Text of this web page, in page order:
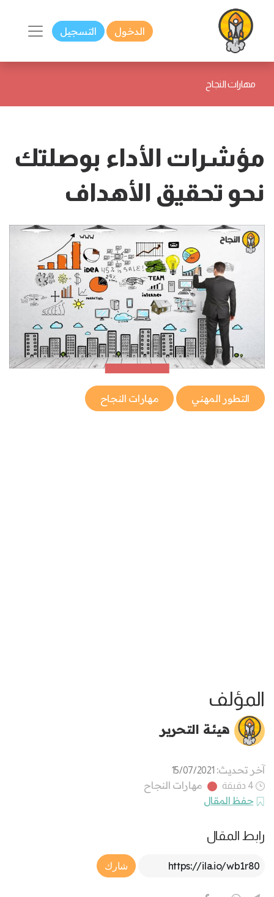
الدخول التسجيل
مهارات النجاح
مؤشرات الأداء بوصلتك
نحو تحقيق الأهداف
التطور المهني مهارات النجاح
المؤلف
هيئة التحرير
آخر تحديث: 15/07/2021
4 دقيقة
مهارات النجاح
حفظ المقال
رابط المقال
Article Link
شارك